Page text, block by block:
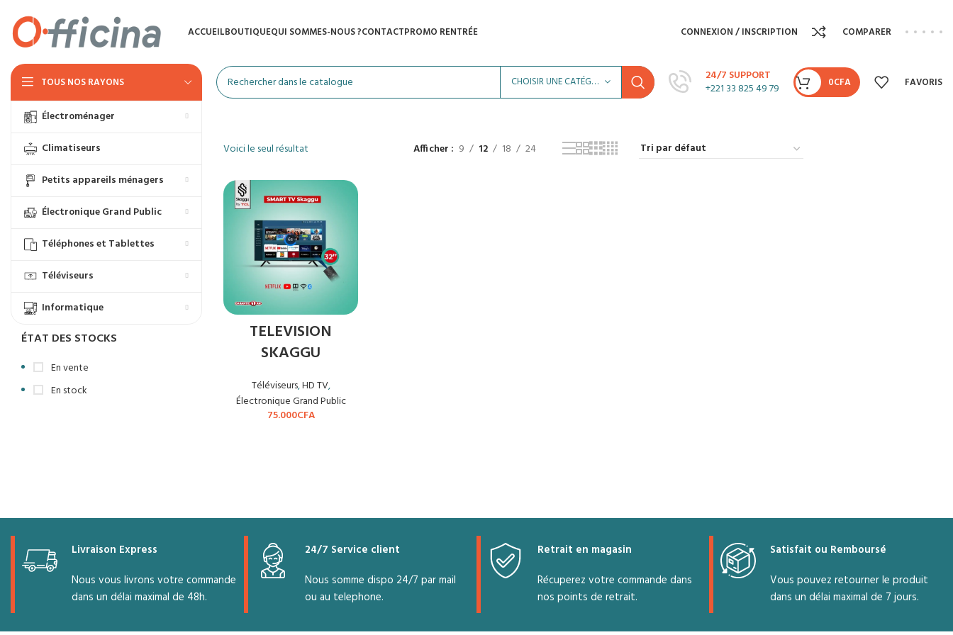
ACCUEILBOUTIQUEQUI SOMMES-NOUS ?CONTACTPROMO RENTRÉE CONNEXION / INSCRIPTION COMPARER
TOUS NOS RAYONS
Électroménager
Climatiseurs
Petits appareils ménagers
Électronique Grand Public
Téléphones et Tablettes
Téléviseurs
Informatique
CHOISIR UNE CATÉGORIE
24/7 SUPPORT
+221 33 825 49 79
0CFA FAVORIS
ÉTAT DES STOCKS
En vente
En stock
Voici le seul résultat Afficher 9 12 18 24
TELEVISION
SKAGGU
Téléviseurs,HD TV,
Électronique Grand Public
75.000CFA
Livraison Express
Nous vous livrons votre commande
dans un délai maximal de 48h.
24/7 Service client
Nous somme dispo 24/7 par mail
ou au telephone.
Retrait en magasin
Récuperez votre commande dans
nos points de retrait.
Satisfait ou Remboursé
Vous pouvez retourner le produit
dans un délai maximal de 7 jours.